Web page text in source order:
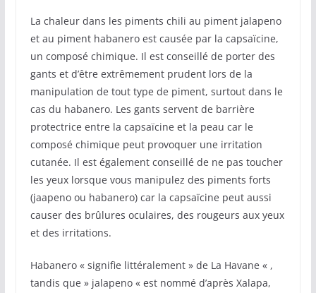
La chaleur dans les piments chili au piment jalapeno
et au piment habanero est causée par la capsaïcine,
un composé chimique. Il est conseillé de porter des
gants et d’être extrêmement prudent lors de la
manipulation de tout type de piment, surtout dans le
cas du habanero. Les gants servent de barrière
protectrice entre la capsaïcine et la peau car le
composé chimique peut provoquer une irritation
cutanée. Il est également conseillé de ne pas toucher
les yeux lorsque vous manipulez des piments forts
(jaapeno ou habanero) car la capsaïcine peut aussi
causer des brûlures oculaires, des rougeurs aux yeux
et des irritations.
Habanero « signifie littéralement » de La Havane « ,
tandis que » jalapeno « est nommé d’après Xalapa,